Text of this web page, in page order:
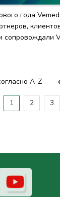
года
сопровождали
согласно A-Z
1 2 3